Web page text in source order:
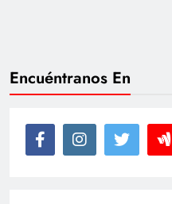
Encuéntranos En